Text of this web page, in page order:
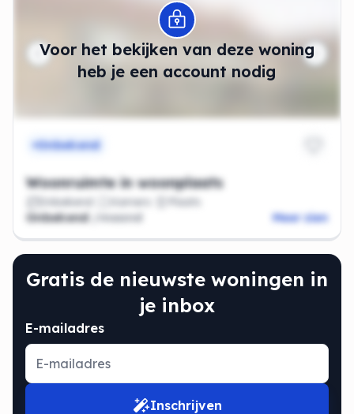
Voor het bekijken van deze woning
heb je een account nodig
Modal openen
Onbekend
Woonruimte in woonplaats
Onbekend Kamers
Plaats
Onbekend
/maand Meer zien
Gratis de nieuwste woningen in
je inbox
E-mailadres
Inschrijven